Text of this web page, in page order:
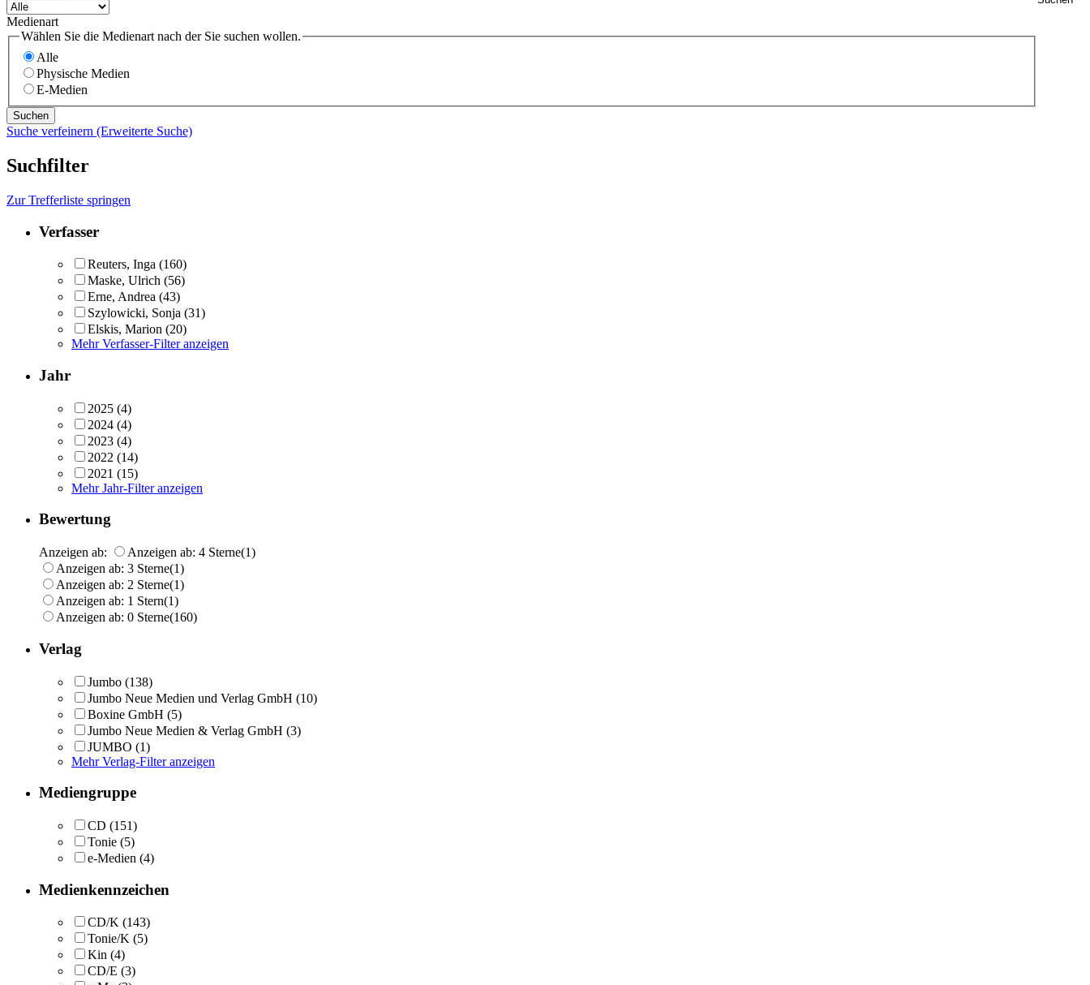
Medienart
Wählen Sie die Medienart nach der Sie suchen wollen.
Alle
Physische Medien
E-Medien
Suche verfeinern (Erweiterte Suche)
Suchfilter
Zur Trefferliste springen
Verfasser
Reuters, Inga (160)
Maske, Ulrich (56)
Erne, Andrea (43)
Szylowicki, Sonja (31)
Elskis, Marion (20)
Mehr Verfasser-Filter anzeigen
Jahr
2025 (4)
2024 (4)
2023 (4)
2022 (14)
2021 (15)
Mehr Jahr-Filter anzeigen
Bewertung
Anzeigen ab: Anzeigen ab: 4 Sterne(1)
Anzeigen ab: 3 Sterne(1)
Anzeigen ab: 2 Sterne(1)
Anzeigen ab: 1 Stern(1)
Anzeigen ab: 0 Sterne(160)
Verlag
Jumbo (138)
Jumbo Neue Medien und Verlag GmbH (10)
Boxine GmbH (5)
Jumbo Neue Medien & Verlag GmbH (3)
JUMBO (1)
Mehr Verlag-Filter anzeigen
Mediengruppe
CD (151)
Tonie (5)
e-Medien (4)
Medienkennzeichen
CD/K (143)
Tonie/K (5)
Kin (4)
CD/E (3)